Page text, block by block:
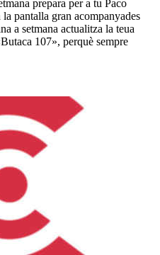
prepara per a tu Paco
pantalla gran acompanyades
a setmana actualitza la teua
107», perquè sempre